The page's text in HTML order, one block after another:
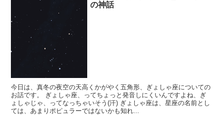
の神話
今日は、真冬の夜空の天高くかがやく五角形、ぎょしゃ座についての
お話です。 ぎょしゃ座、ってちょっと発音しにくいんですよね、ぎ
ょしゃじゃ、ってなっちゃいそう(汗) ぎょしゃ座は、星座の名前とし
ては、あまりポピュラーではないかも知れ...